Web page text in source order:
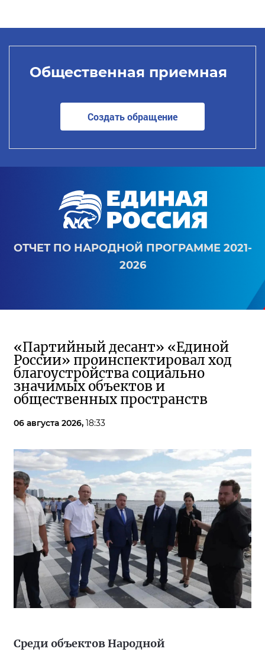
Общественная приемная
Создать обращение
ОТЧЕТ ПО НАРОДНОЙ ПРОГРАММЕ 2021-
2026
«Партийный десант» «Единой
России» проинспектировал ход
благоустройства социально
значимых объектов и
общественных пространств
06 августа 2026, 18:33
Среди объектов Народной